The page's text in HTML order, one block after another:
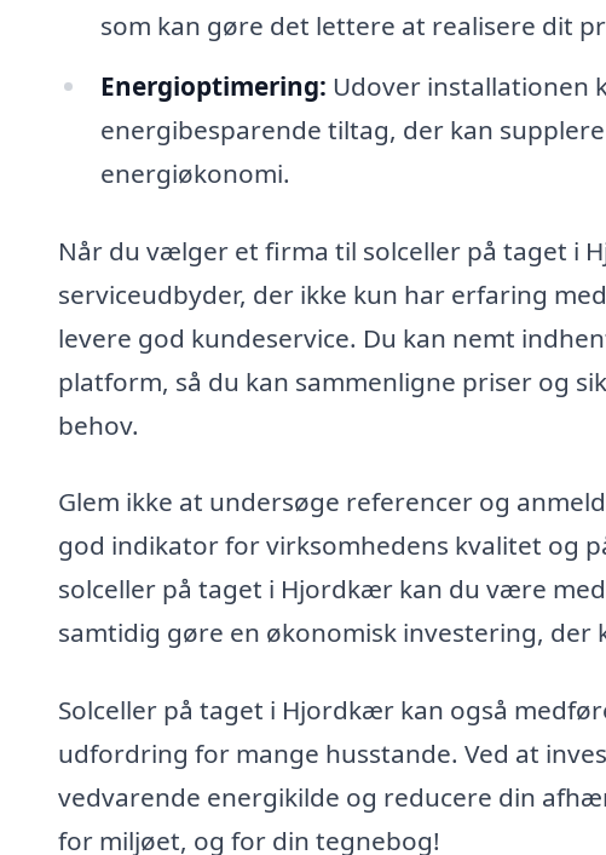
som kan gøre det lettere at realisere dit
Energioptimering: Udover installationen
energibesparende tiltag, der kan
energiøkonomi.
Når du vælger et firma til solceller på taget i
serviceudbyder, der ikke kun har erfaring
levere god kundeservice. Du kan nemt
platform, så du kan sammenligne priser og
behov.
Glem ikke at undersøge referencer og
god indikator for virksomhedens kvalitet og
solceller på taget i Hjordkær kan du være
samtidig gøre en økonomisk investering, der
Solceller på taget i Hjordkær kan også
udfordring for mange husstande. Ved at
vedvarende energikilde og reducere din
for miljøet, og for din tegnebog!